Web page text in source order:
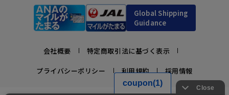
Global Shipping
Guidance
会社概要 特定商取引法に基づく表示
プライバシーポリシー 利用規約 採用情報